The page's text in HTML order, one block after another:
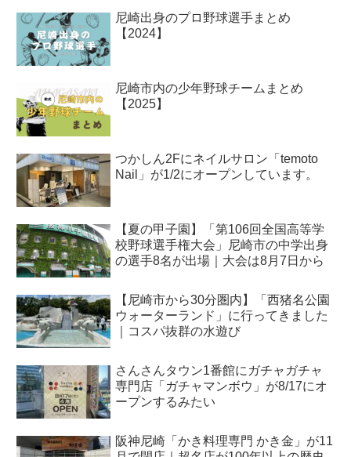
尼崎出身のプロ野球選手まとめ
【2024】
尼崎市内の少年野球チームまとめ
【2025】
つかしん2Fにネイルサロン「temoto
Nail」が1/2にオープンしています。
【夏の甲子園】「第106回全国高等学
校野球選手権大会」尼崎市の中学出身
の選手8名が出場｜大会は8月7日から
【尼崎市から30分圏内】「西猪名公園
ウォーターランド」に行ってきました
｜コスパ抜群の水遊び
さんさんタウン1番館にガチャガチャ
専門店「ガチャマンボウ」が8/17にオ
ープンするみたい
阪神尼崎「かき料理専門 かき金」が11